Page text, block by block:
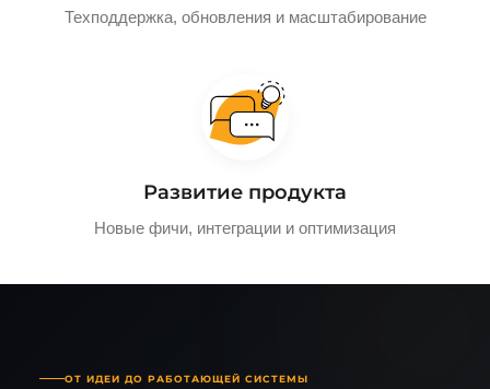
Техподдержка, обновления и масштабирование
Развитие продукта
Новые фичи, интеграции и оптимизация
ОТ ИДЕИ ДО РАБОТАЮЩЕЙ СИСТЕМЫ